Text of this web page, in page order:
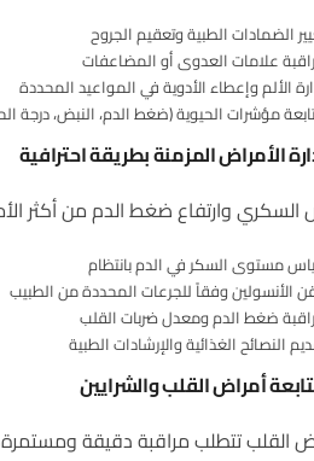
الضمادات الطبية وتعقيم الجروح
علامات العدوى أو المضاعفات
الألم وإعطاء الأدوية في المواعيد المحددة
مؤشرات الحيوية (ضغط الدم، النبض، درجة
الأمراض المزمنة بطريقة احترافية
وارتفاع ضغط الدم من أكثر
مستوى السكر في الدم بانتظام
الأنسولين وفقاً للجرعات المحددة من الطبيب
ضغط الدم ومعدل ضربات القلب
النصائح الغذائية والإرشادات الطبية
أمراض القلب والشرايين
القلب تتطلب مراقبة دقيقة